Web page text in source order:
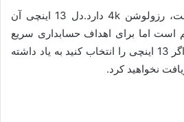
این بهترین قسمت آن نیست، رزولوشن 4k دارد.دل 13 اینچی آن
است اما برای اهداف حسابداری سریع
تر از این مدل نخواهد بود. اگر 13 اینچی را انتخاب کنید به یاد داشته
نخواهید کرد.